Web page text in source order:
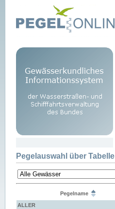
Pegelauswahl über Tabelle
Pegelname
ALLER